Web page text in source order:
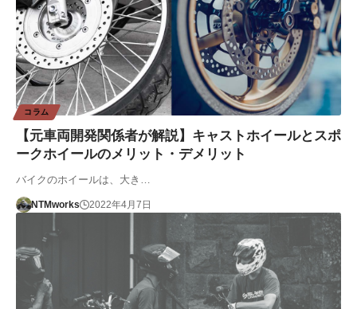
コラム
【元車両開発関係者が解説】キャストホイールとスポ
ークホイールのメリット・デメリット
バイクのホイールは、大き…
NTMworks 2022年4月7日